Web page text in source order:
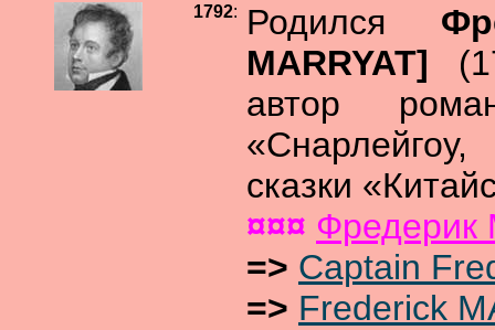
1792: Родился
MARRYAT]
автор
сказки
¤¤¤
=> Captain
=> Frederick